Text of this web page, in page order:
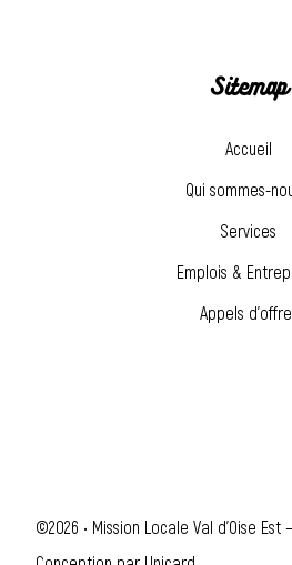
Sitemap
Accueil
Qui sommes-
Services
Emplois &
Appels
©2026 • Mission Locale Val d'Oise Est